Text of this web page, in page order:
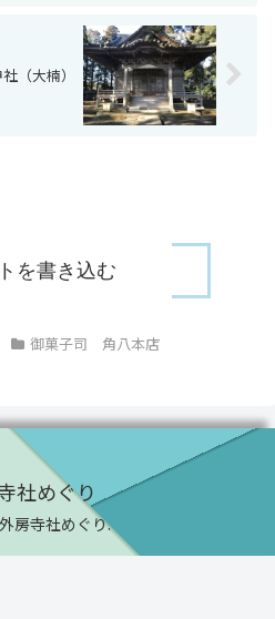
（大楠）
を書き込む
御菓子司 角八本店
社めぐり
房寺社めぐり.